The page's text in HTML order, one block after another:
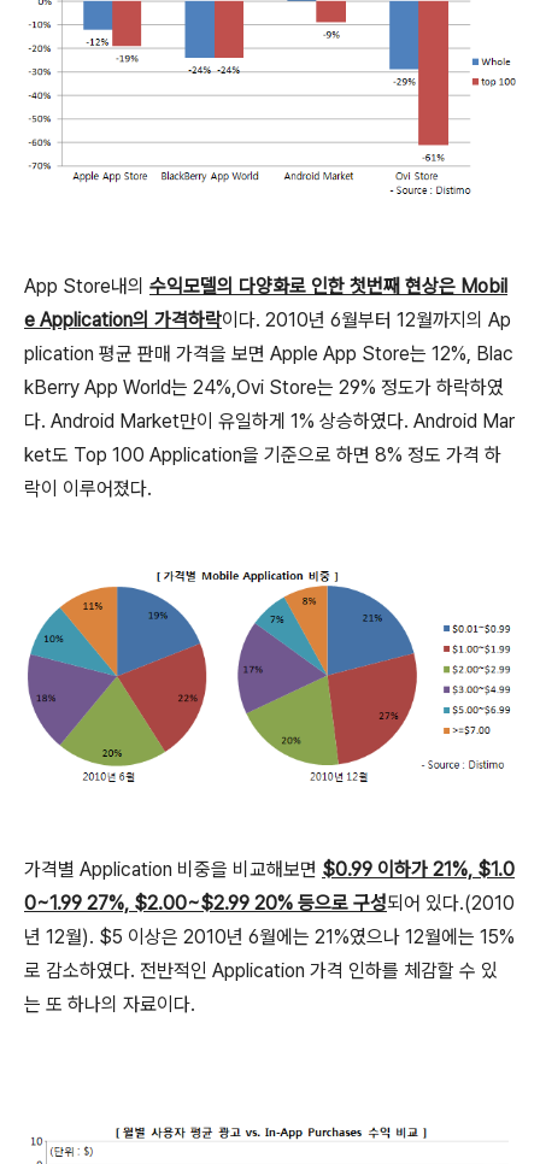
App Store내의 수익모델의 다양화로 인한 첫번째 현상은 Mobil
e Application의 가격하락이다. 2010년 6월부터 12월까지의 Ap
plication 평균 판매 가격을 보면 Apple App Store는 12%, Blac
kBerry App World는 24%,Ovi Store는 29% 정도가 하락하였
다. Android Market만이 유일하게 1% 상승하였다. Android Mar
ket도 Top 100 Application을 기준으로 하면 8% 정도 가격 하
락이 이루어졌다.
가격별 Application 비중을 비교해보면 $0.99 이하가 21%, $1.0
0~1.99 27%, $2.00~$2.99 20% 등으로 구성되어 있다.(2010
년 12월). $5 이상은 2010년 6월에는 21%였으나 12월에는 15%
로 감소하였다. 전반적인 Application 가격 인하를 체감할 수 있
는 또 하나의 자료이다.